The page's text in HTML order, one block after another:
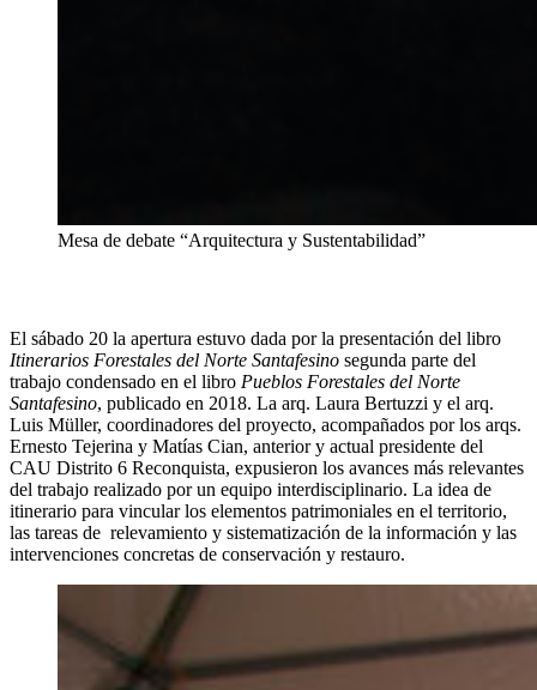
Mesa de debate “Arquitectura y Sustentabilidad”
El sábado 20 la apertura estuvo dada por la presentación del libro
Itinerarios Forestales del Norte Santafesino segunda parte del
trabajo condensado en el libro Pueblos Forestales del Norte
Santafesino, publicado en 2018. La arq. Laura Bertuzzi y el arq.
Luis Müller, coordinadores del proyecto, acompañados por los arqs.
Ernesto Tejerina y Matías Cian, anterior y actual presidente del
CAU Distrito 6 Reconquista, expusieron los avances más relevantes
del trabajo realizado por un equipo interdisciplinario. La idea de
itinerario para vincular los elementos patrimoniales en el territorio,
las tareas de relevamiento y sistematización de la información y las
intervenciones concretas de conservación y restauro.